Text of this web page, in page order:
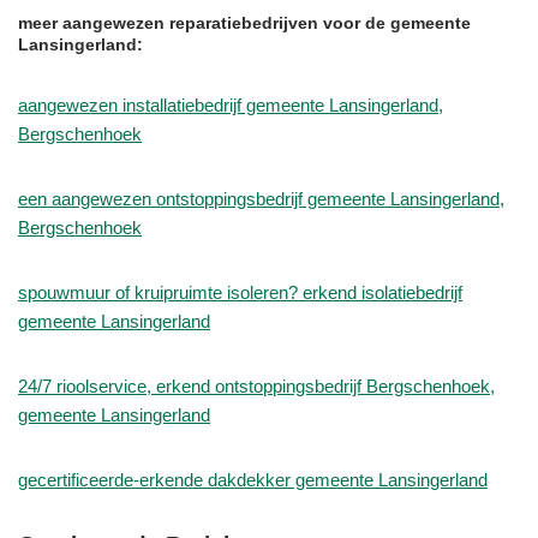
meer aangewezen reparatiebedrijven voor de gemeente
Lansingerland:
aangewezen installatiebedrijf gemeente Lansingerland,
Bergschenhoek
een aangewezen ontstoppingsbedrijf gemeente Lansingerland,
Bergschenhoek
spouwmuur of kruipruimte isoleren? erkend isolatiebedrijf
gemeente Lansingerland
24/7 rioolservice, erkend ontstoppingsbedrijf Bergschenhoek,
gemeente Lansingerland
gecertificeerde-erkende dakdekker gemeente Lansingerland